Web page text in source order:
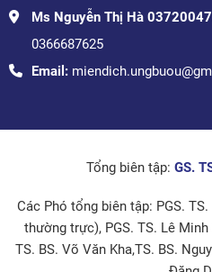
Ms Nguyễn Thị Hà
0366687625
Email:
Tổng biên tập: GS.
Các Phó tổng biên tập: PGS.
thường trực), PGS. TS. Lê
TS. BS. Võ Văn Kha,TS. BS.